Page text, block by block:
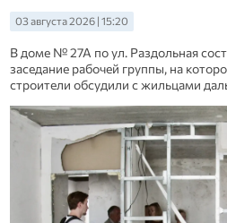
03 августа 2026 | 15:20
В доме № 27А по ул. Раздольная
заседание рабочей группы, на
строители обсудили с жильцами